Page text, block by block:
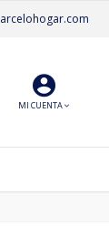
MI CUENTA